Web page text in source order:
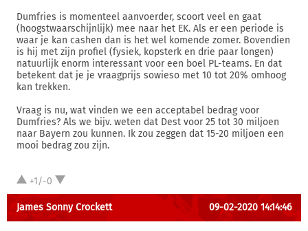
Dumfries is momenteel aanvoerder, scoort veel en gaat
(hoogstwaarschijnlijk) mee naar het EK. Als er een periode is
waar je kan cashen dan is het wel komende zomer. Bovendien
is hij met zijn profiel (fysiek, kopsterk en drie paar longen)
natuurlijk enorm interessant voor een boel PL-teams. En dat
betekent dat je je vraagprijs sowieso met 10 tot 20% omhoog
kan trekken.
Vraag is nu, wat vinden we een acceptabel bedrag voor
Dumfries? Als we bijv. weten dat Dest voor 25 tot 30 miljoen
naar Bayern zou kunnen. Ik zou zeggen dat 15-20 miljoen een
mooi bedrag zou zijn.
+1/-0
James Sonny Crockett 09-02-2020 14:14:46